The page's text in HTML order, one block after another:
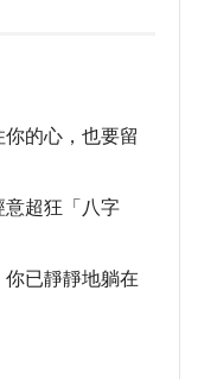
的心，也要留
超狂「八字
已靜靜地躺在